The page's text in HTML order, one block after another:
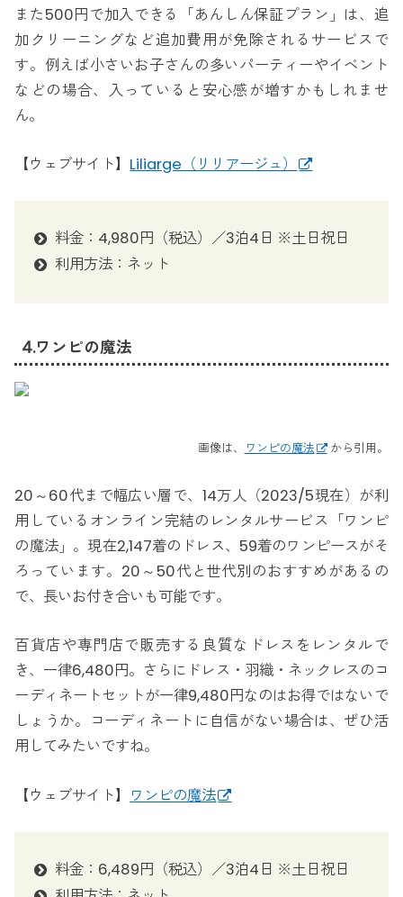
また500円で加入できる「あんしん保証プラン」は、追
加クリーニングなど追加費用が免除されるサービスで
す。例えば小さいお子さんの多いパーティーやイベント
などの場合、入っていると安心感が増すかもしれませ
ん。
【ウェブサイト】 Liliarge（リリアージュ）
料金：4,980円（税込）／3泊4日 ※土日祝日
利用方法：ネット
4.ワンピの魔法
画像は、 ワンピの魔法 から引用。
20～60代まで幅広い層で、14万人（2023/5現在）が利
用しているオンライン完結のレンタルサービス「ワンピ
の魔法」。現在2,147着のドレス、59着のワンピースがそ
ろっています。20～50代と世代別のおすすめがあるの
で、長いお付き合いも可能です。
百貨店や専門店で販売する良質なドレスをレンタルで
き、一律6,480円。さらにドレス・羽織・ネックレスのコ
ーディネートセットが一律9,480円なのはお得ではないで
しょうか。コーディネートに自信がない場合は、ぜひ活
用してみたいですね。
【ウェブサイト】 ワンピの魔法
料金：6,489円（税込）／3泊4日 ※土日祝日